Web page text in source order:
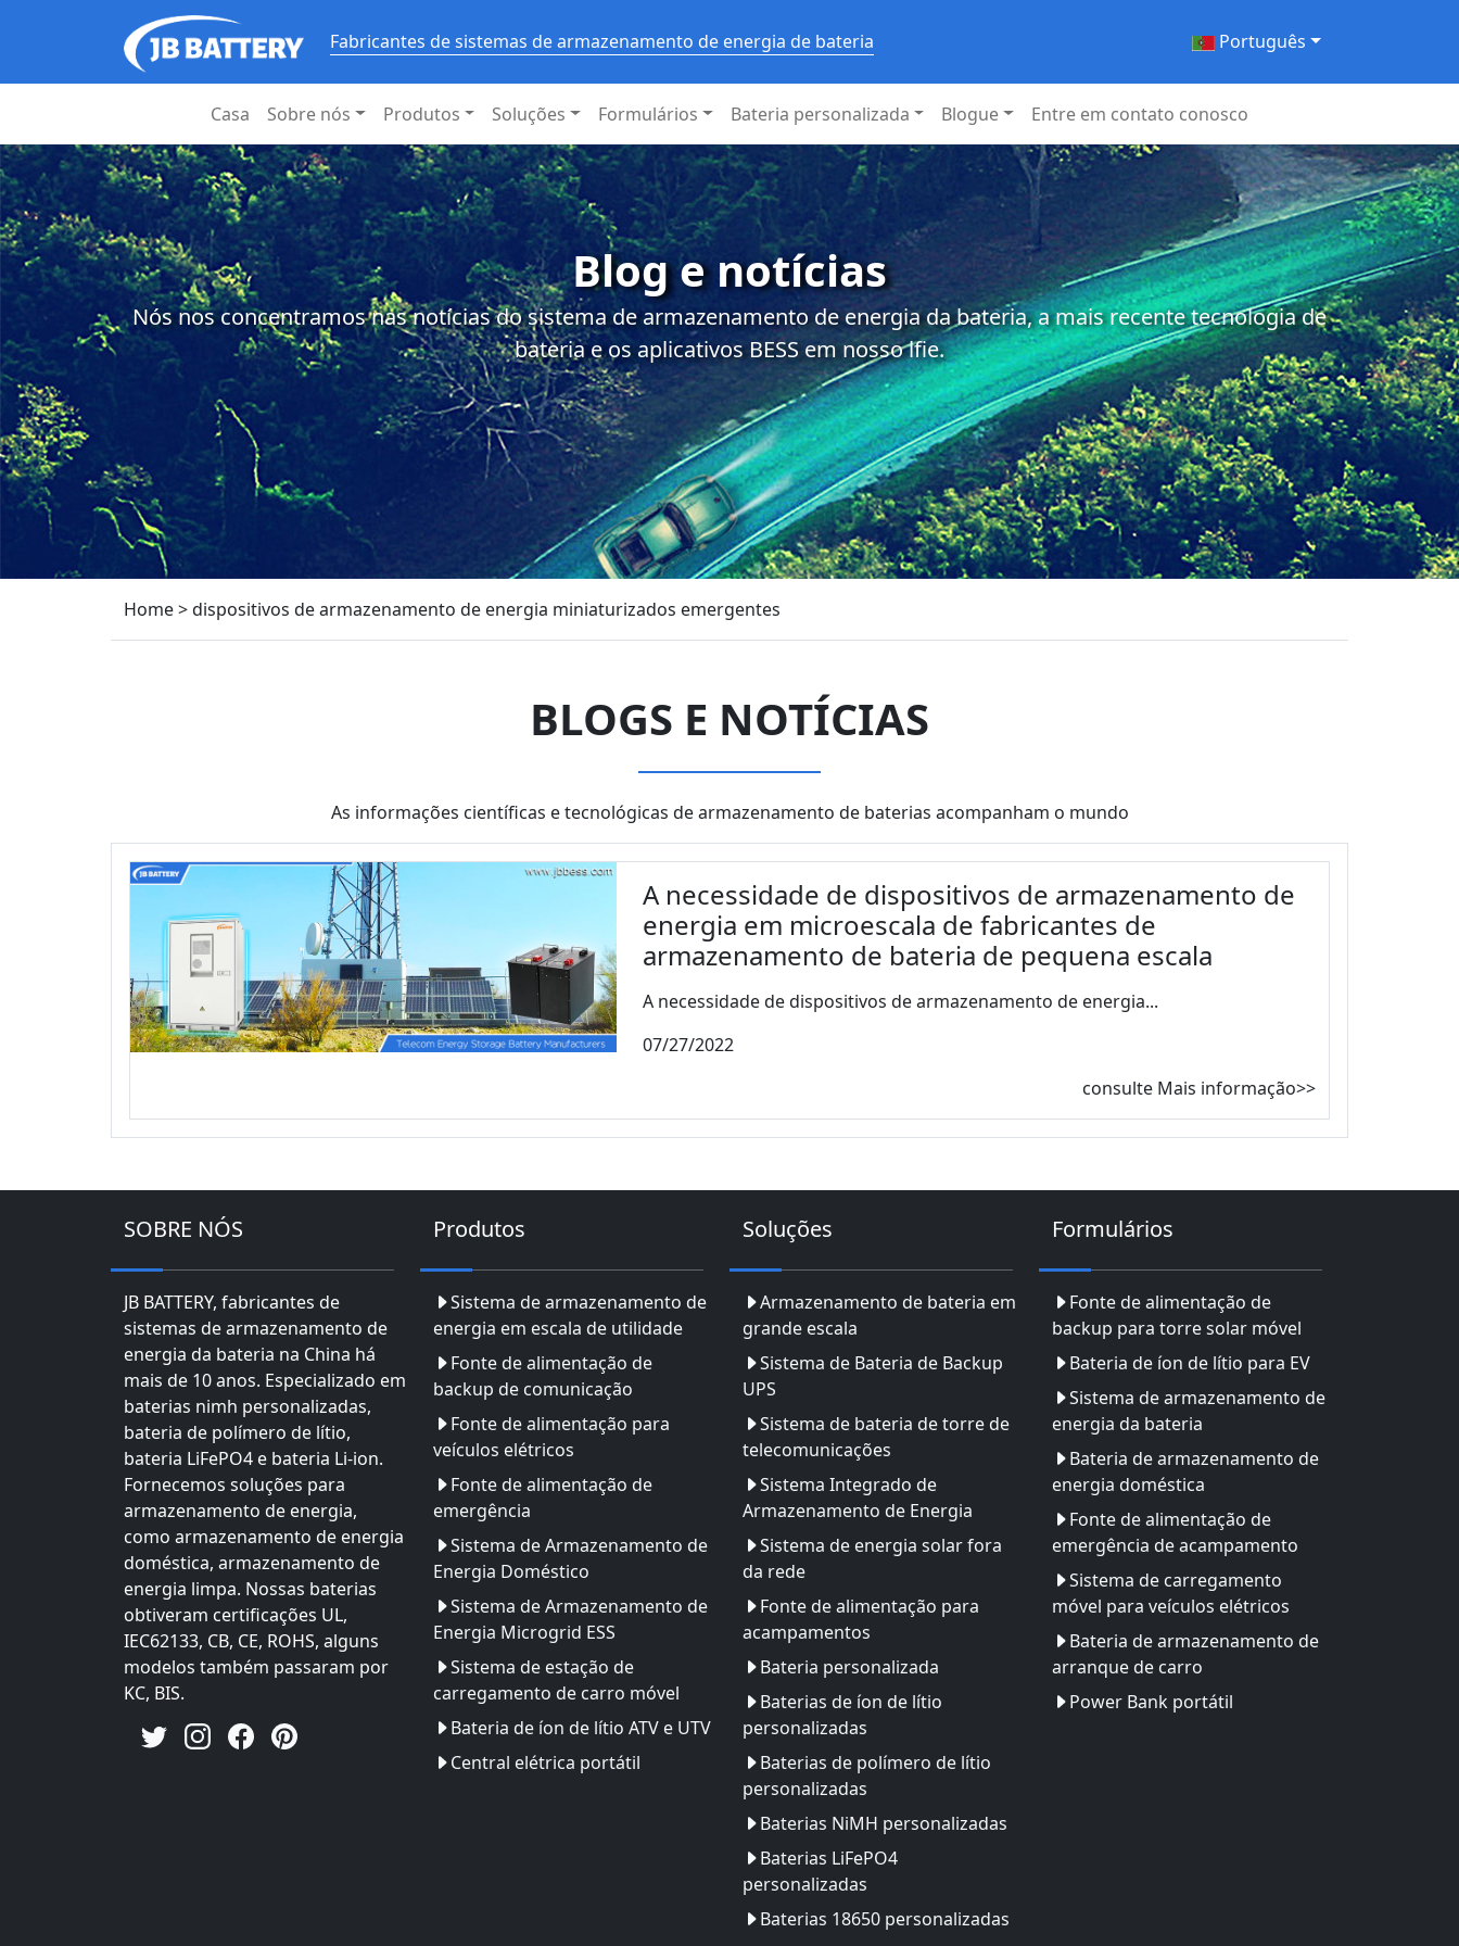
Fabricantes de sistemas de armazenamento de energia de bateria Português
Casa Sobre nós Produtos Soluções Formulários Bateria personalizada Blogue Entre em contato conosco
Blog e notícias
Nós nos concentramos nas notícias do sistema de armazenamento de energia da bateria, a mais recente tecnologia de
bateria e os aplicativos BESS em nosso lfie.
Home>dispositivos de armazenamento de energia miniaturizados emergentes
BLOGS E NOTÍCIAS
As informações científicas e tecnológicas de armazenamento de baterias acompanham o mundo
A necessidade de dispositivos de armazenamento de
energia em microescala de fabricantes de
armazenamento de bateria de pequena escala
A necessidade de dispositivos de armazenamento de energia...
07/27/2022
consulte Mais informação>>
SOBRE NÓS
JB BATTERY, fabricantes de
sistemas de armazenamento de
energia da bateria na China há
mais de 10 anos. Especializado em
baterias nimh personalizadas,
bateria de polímero de lítio,
bateria LiFePO4 e bateria Li-ion.
Fornecemos soluções para
armazenamento de energia,
como armazenamento de energia
doméstica, armazenamento de
energia limpa. Nossas baterias
obtiveram certificações UL,
IEC62133, CB, CE, ROHS, alguns
modelos também passaram por
KC, BIS.
Produtos
Sistema de armazenamento de
energia em escala de utilidade
Fonte de alimentação de
backup de comunicação
Fonte de alimentação para
veículos elétricos
Fonte de alimentação de
emergência
Sistema de Armazenamento de
Energia Doméstico
Sistema de Armazenamento de
Energia Microgrid ESS
Sistema de estação de
carregamento de carro móvel
Bateria de íon de lítio ATV e UTV
Central elétrica portátil
Soluções
Armazenamento de bateria em
grande escala
Sistema de Bateria de Backup
UPS
Sistema de bateria de torre de
telecomunicações
Sistema Integrado de
Armazenamento de Energia
Sistema de energia solar fora
da rede
Fonte de alimentação para
acampamentos
Bateria personalizada
Baterias de íon de lítio
personalizadas
Baterias de polímero de lítio
personalizadas
Baterias NiMH personalizadas
Baterias LiFePO4
personalizadas
Baterias 18650 personalizadas
Formulários
Fonte de alimentação de
backup para torre solar móvel
Bateria de íon de lítio para EV
Sistema de armazenamento de
energia da bateria
Bateria de armazenamento de
energia doméstica
Fonte de alimentação de
emergência de acampamento
Sistema de carregamento
móvel para veículos elétricos
Bateria de armazenamento de
arranque de carro
Power Bank portátil